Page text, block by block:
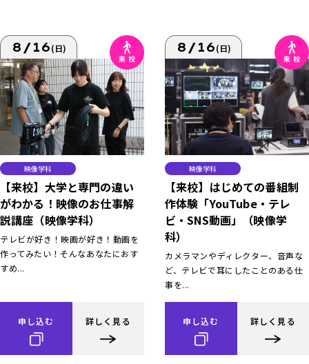
8/16(日)
映像学科
【来校】大学と専門の違い
がわかる！映像のお仕事解
説講座（映像学科）
テレビが好き！映画が好き！動画を
作ってみたい！そんなあなたにおす
すめ...
申し込む 詳しく見る
8/16(日)
映像学科
【来校】はじめての番組制
作体験「YouTube・テレ
ビ・SNS動画」（映像学
科）
カメラマンやディレクター、音声な
ど、テレビで耳にしたことのある仕
事を...
申し込む 詳しく見る